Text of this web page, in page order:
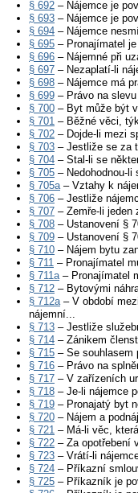
§ 692 – Nájemce je
§ 693 – Nájemce je
§ 694 – Nájemce
§ 695 – Pronajímatel
§ 696 – Nájemné při
§ 697 – Nezaplatí-li
§ 698 – Nájemce má
§ 699 – Právo na
§ 700 – Byt může být
§ 701 – Běžné věci,
§ 702 – Dojde-li mezi
§ 703 – Jestliže se za
§ 704 – Stal-li se
§ 705 – Nedohodnou-li
§ 705a– Vztahy k
§ 706 – Jestliže
§ 707 – Zemře-li jeden
§ 708 – Ustanovení §
§ 709 – Ustanovení §
§ 710 – Nájem bytu
§ 711 – Pronajímatel
§ 711a– Pronajímatel
§ 712 – Bytovými
§ 712a– V období
nájemní...
§ 713 – Jestliže
§ 714 – Zánikem
§ 715 – Se souhlasem
§ 716 – Právo na
§ 717 – V zařízeních
§ 718 – Je-li nájemce
§ 719 – Pronajatý byt
§ 720 – Nájem a
§ 721 – Má-li věc,
§ 722 – Za opotřebení
§ 723 – Vrátí-li
§ 724 – Příkazní
§ 725 – Příkazník je